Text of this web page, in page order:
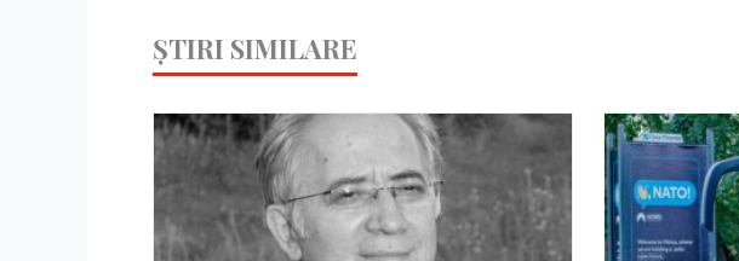
ȘTIRI SIMILARE